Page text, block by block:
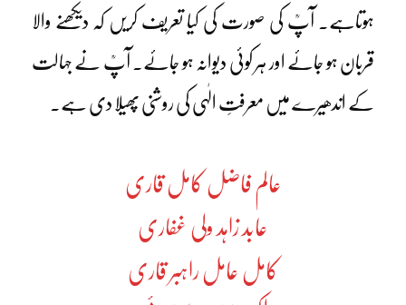
ہوتاہے۔ آپؒ کی صورت کی کیا تعریف کریں کہ دیکھنے والا
قربان ہو جائے اور ہر کوئی دیوانہ ہو جائے۔ آپؒ نے جہالت
کے اندھیرے میں معرفتِ الٰہی کی روشنی پھیلا دی ہے۔
عالم فاضل کامل قاری
عابد زاہد ولی غفاری
کامل عامل راہبر قاری